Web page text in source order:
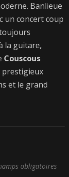
Banlieue
un concert coup
la guitare,
Couscous
prestigieux
et le grand
obligatoires